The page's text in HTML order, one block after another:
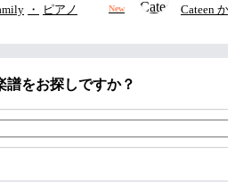
・ ピアノ New
Cateen か
譜をお探しですか？